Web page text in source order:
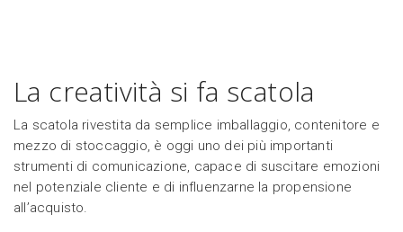
La creatività si fa scatola
La scatola rivestita da semplice imballaggio, contenitore e
mezzo di stoccaggio, è oggi uno dei più importanti
strumenti di comunicazione, capace di suscitare emozioni
nel potenziale cliente e di influenzarne la propensione
all’acquisto.